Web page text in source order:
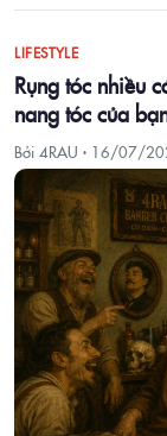
LIFESTYLE
Rụng tóc nhiều
nang tóc của
Bởi 4RAU · 16/07/